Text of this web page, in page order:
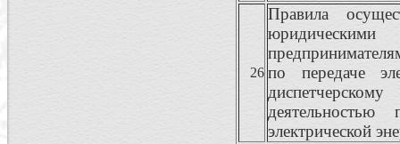
26
Правила
по передаче
электрической